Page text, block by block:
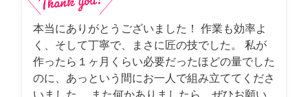
本当にありがとうございました！ 作業も効率よ
く、そして丁寧で、まさに匠の技でした。 私が
作ったら１ヶ月くらい必要だったほどの量でした
のに、あっという間にお一人で組み立ててくださ